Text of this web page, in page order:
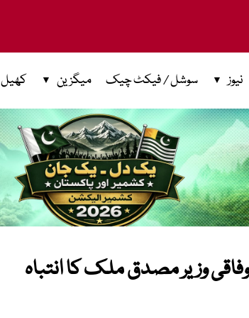
نیوز سوشل / فیکٹ چیک میگزین کھیل
وزیر مصدق ملک کا انتباہ